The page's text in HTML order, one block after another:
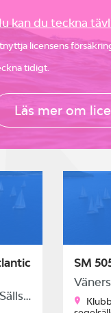
kan du teckna
licensens
tidigt.
Läs mer om
Kungliga Svenska Segel Sällskapet
SM